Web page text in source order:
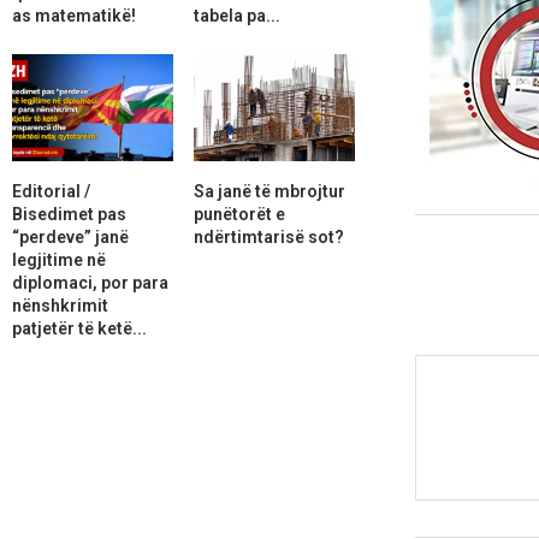
as matematikë!
tabela pa...
Editorial /
Bisedimet pas
“perdeve” janë
legjitime në
diplomaci, por para
nënshkrimit
patjetër të ketë...
Sa janë të mbrojtur
punëtorët e
ndërtimtarisë sot?